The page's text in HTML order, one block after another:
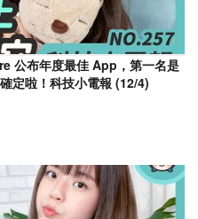
公布年度最佳 App，第一名是
定啦！科技小電報 (12/4)